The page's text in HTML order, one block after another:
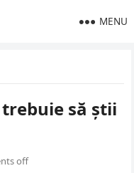
MENU
să știi
off